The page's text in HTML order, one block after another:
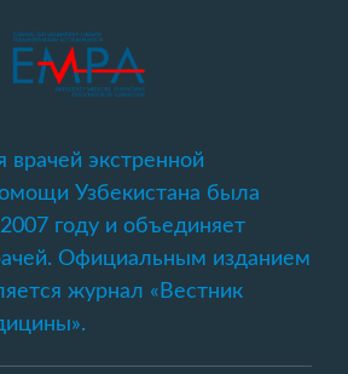
врачей экстренной
Узбекистана была
году и объединяет
Официальным изданием
журнал «Вестник